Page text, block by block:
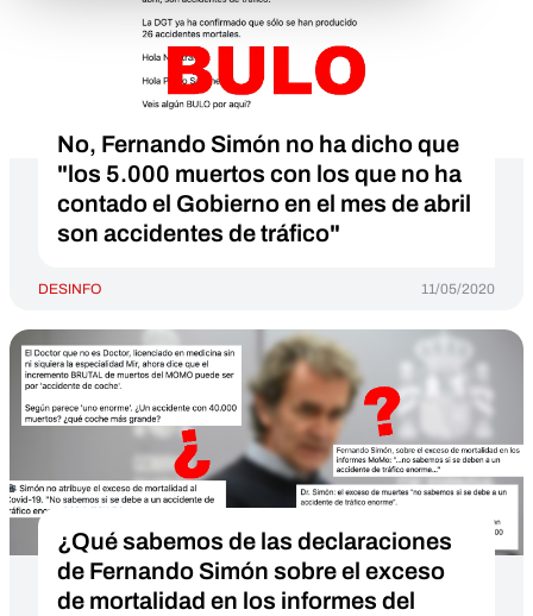
No, Fernando Simón no ha dicho que
"los 5.000 muertos con los que no ha
contado el Gobierno en el mes de abril
son accidentes de tráfico"
DESINFO 11/05/2020
¿Qué sabemos de las declaraciones
de Fernando Simón sobre el exceso
de mortalidad en los informes del